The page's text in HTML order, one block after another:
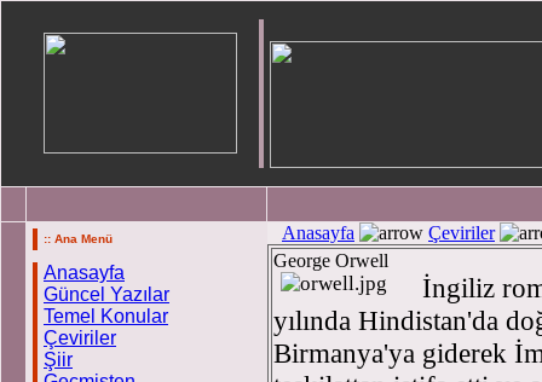
:: Ana Menü
Anasayfa
Güncel Yazılar
Temel Konular
Çeviriler
Şiir
Anasayfa
Çeviriler
George Orwell
İngiliz
yılında Hindistan'da
Birmanya'ya giderek